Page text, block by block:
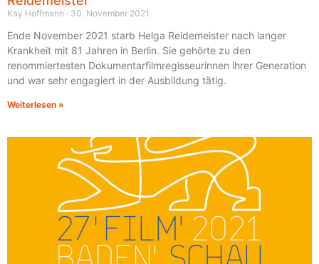
Kay Hoffmann 30. November 2021
Ende November 2021 starb Helga Reidemeister nach langer
Krankheit mit 81 Jahren in Berlin. Sie gehörte zu den
renommiertesten Dokumentarfilmregisseurinnen ihrer Generation
und war sehr engagiert in der Ausbildung tätig.
Weiterlesen »